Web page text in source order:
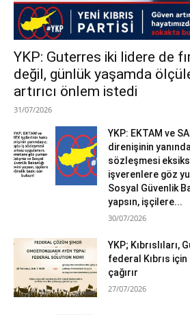
YKP: Guterres iki lidere de
değil, günlük yaşamda
artırıcı önlem istedi
31/07/2026
YKP: EKTAM ve
direnişinin
sözleşmesi
işverenlere göz
Sosyal Güvenlik
yapsın, işçilere...
30/07/2026
YKP;
federal Kıbrıs
çağırır
27/07/2026